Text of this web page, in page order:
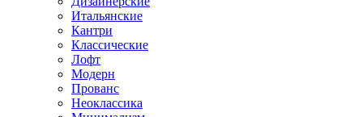
Итальянские
Кантри
Классические
Лофт
Модерн
Прованс
Неоклассика